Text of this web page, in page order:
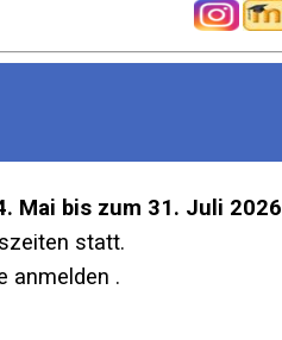
Mai bis zum 31. Juli 2026
statt.
anmelden .